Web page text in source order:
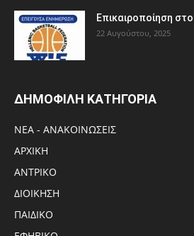
Eπικαιροποίηση
22 Αυγούστου, 2025
ΔΗΜΟΦΙΛΗ ΚΑΤΗΓΟΡΙΑ
ΝΕΑ - ΑΝΑΚΟΙΝΩΣΕΙΣ
ΑΡΧΙΚΗ
ΑΝTΡΙΚΟ
ΔΙΟΙΚΗΣΗ
ΠΑΙΔΙΚΟ